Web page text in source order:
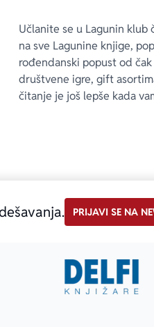
Učlanite se u Lagunin klub
na sve Lagunine knjige,
rođendanski popust od
društvene igre, gift
čitanje je još lepše kada
PRIJAVI SE NA